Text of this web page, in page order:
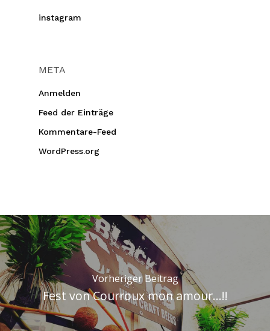
instagram
META
Anmelden
Feed der Einträge
Kommentare-Feed
WordPress.org
Vorheriger Beitrag
Fest von Courroux mon amour...!!